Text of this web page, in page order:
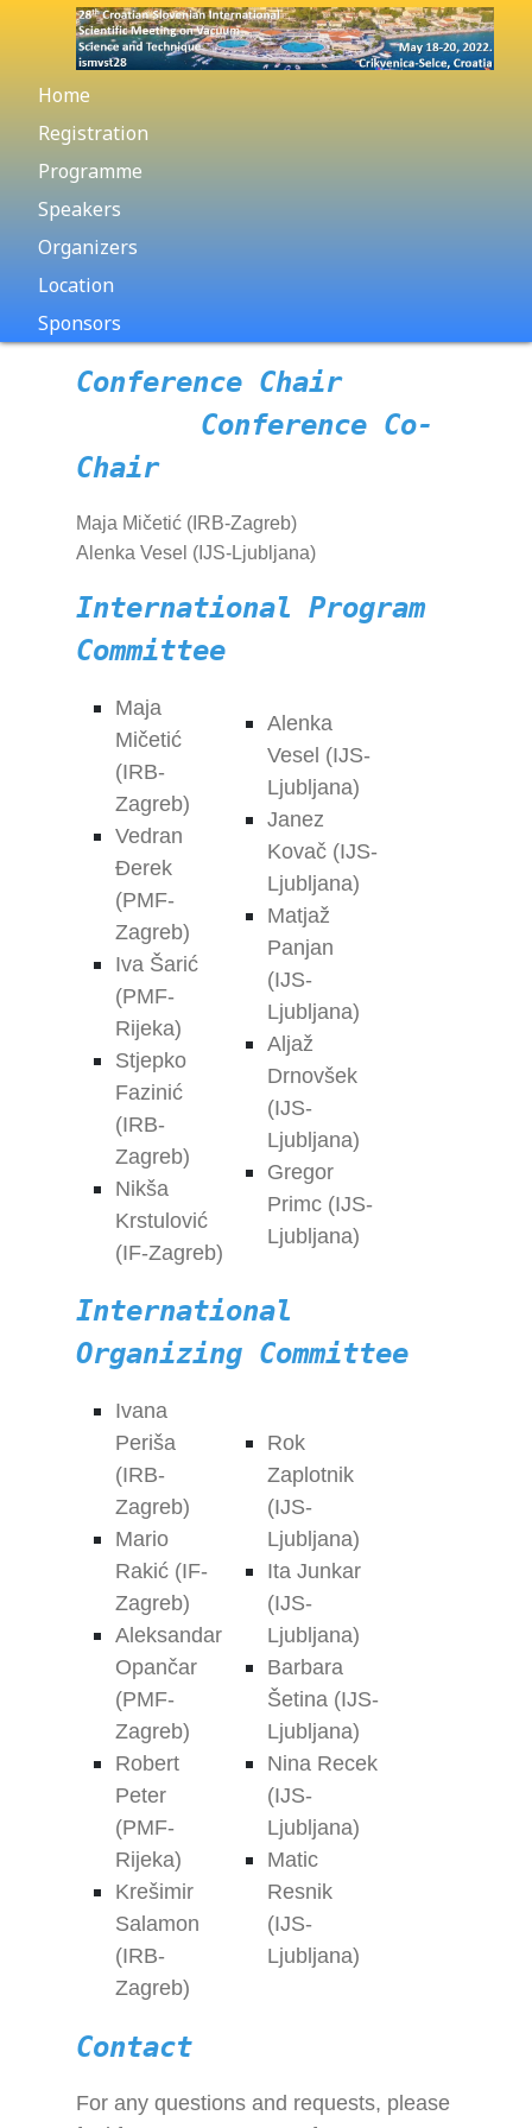
Home
Registration
Programme
Speakers
Organizers
Location
Sponsors
Conference Chair
Conference Co-
Chair
Maja Mičetić (IRB-Zagreb)
Alenka Vesel (IJS-Ljubljana)
International Program
Committee
Maja
Mičetić
(IRB-
Zagreb)
Vedran
Đerek
(PMF-
Zagreb)
Iva Šarić
(PMF-
Rijeka)
Stjepko
Fazinić
(IRB-
Zagreb)
Nikša
Krstulović
(IF-Zagreb)
Alenka
Vesel (IJS-
Ljubljana)
Janez
Kovač (IJS-
Ljubljana)
Matjaž
Panjan
(IJS-
Ljubljana)
Aljaž
Drnovšek
(IJS-
Ljubljana)
Gregor
Primc (IJS-
Ljubljana)
International
Organizing Committee
Ivana
Periša
(IRB-
Zagreb)
Mario
Rakić (IF-
Zagreb)
Aleksandar
Opančar
(PMF-
Zagreb)
Robert
Peter
(PMF-
Rijeka)
Krešimir
Salamon
(IRB-
Zagreb)
Rok
Zaplotnik
(IJS-
Ljubljana)
Ita Junkar
(IJS-
Ljubljana)
Barbara
Šetina (IJS-
Ljubljana)
Nina Recek
(IJS-
Ljubljana)
Matic
Resnik
(IJS-
Ljubljana)
Contact
For any questions and requests, please